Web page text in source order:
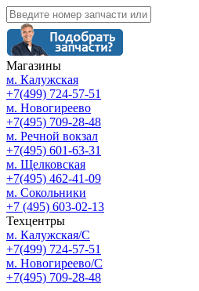
Магазины
м. Калужская
+7(499) 724-57-51
м. Новогиреево
+7(495) 709-28-48
м. Речной вокзал
+7(495) 601-63-31
м. Щелковская
+7(495) 462-41-09
м. Сокольники
+7 (495) 603-02-13
Техцентры
м. Калужская/С
+7(499) 724-57-51
м. Новогиреево/С
+7(495) 709-28-48